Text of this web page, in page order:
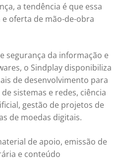
a tendência é que essa
oferta de mão-de-obra
segurança da informação e
o Sindplay disponibiliza
de desenvolvimento para
sistemas e redes, ciência
gestão de projetos de
de moedas digitais.
de apoio, emissão de
e conteúdo